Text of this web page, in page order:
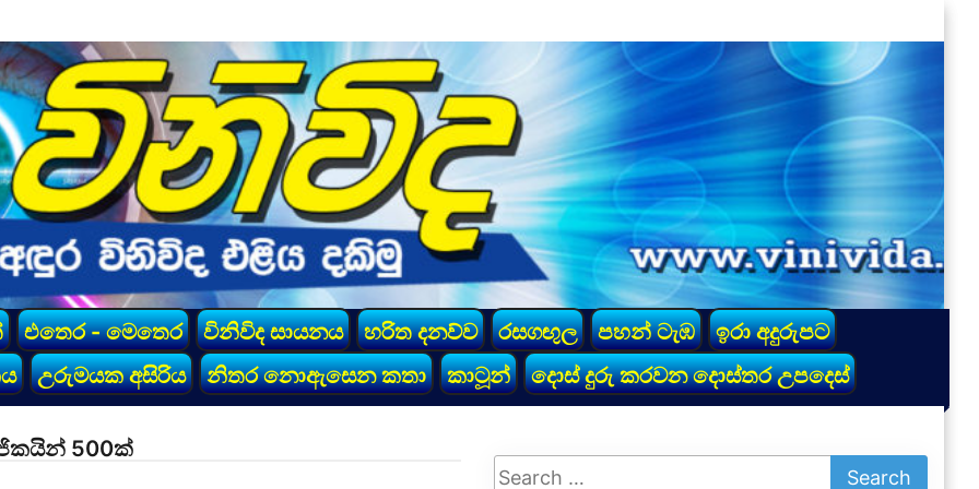
එතෙර - මෙතෙර විනිවිද සායනය හරිත දනව්ව රසගඟුල පහන් ටැඹ
ඉරා අදුරුපට
උරුමයක අසිරිය නිතර නොඇසෙන කතා කාටූන් දොස් දුරු කරවන දොස්තර උපදෙස්
500ක්